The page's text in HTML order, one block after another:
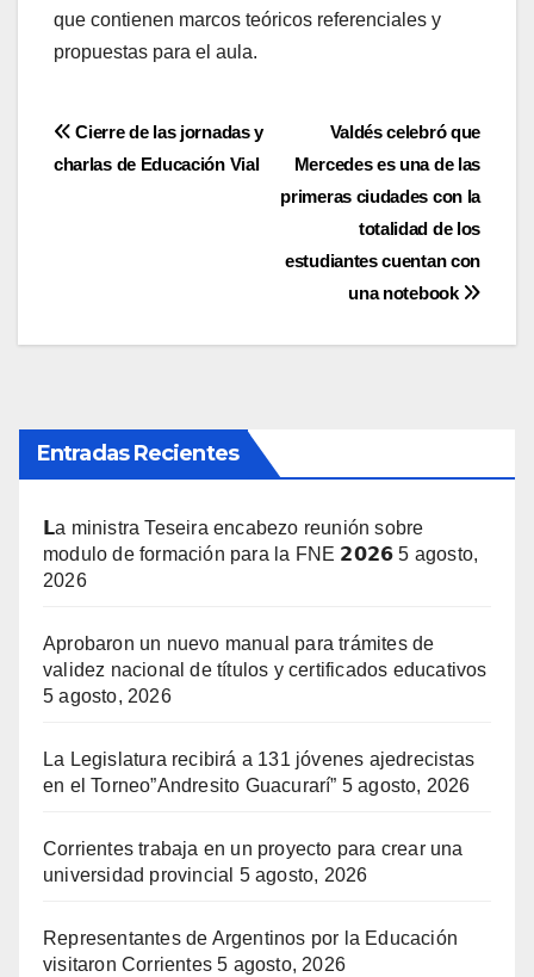
que contienen marcos teóricos referenciales y
propuestas para el aula.
Navegación
Valdés celebró que
Mercedes es una de las
primeras ciudades con la
totalidad de los
estudiantes cuentan con
una notebook
Cierre de las jornadas y
charlas de Educación Vial
Entradas Recientes
𝗟a ministra Teseira encabezo reunión sobre
modulo de formación para la FNE 𝟮𝟬𝟮𝟲 5 agosto,
2026
Aprobaron un nuevo manual para trámites de
validez nacional de títulos y certificados educativos
5 agosto, 2026
La Legislatura recibirá a 131 jóvenes ajedrecistas
en el Torneo”Andresito Guacurarí” 5 agosto, 2026
Corrientes trabaja en un proyecto para crear una
universidad provincial 5 agosto, 2026
Representantes de Argentinos por la Educación
visitaron Corrientes 5 agosto, 2026